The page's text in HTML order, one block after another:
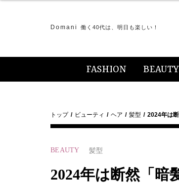
Domani 働く40代は、明日も楽しい！
FASHION BEAUTY
トップ ビューティ ヘア 髪型 2024年は
BEAUTY 髪型
2024年は断然「暗